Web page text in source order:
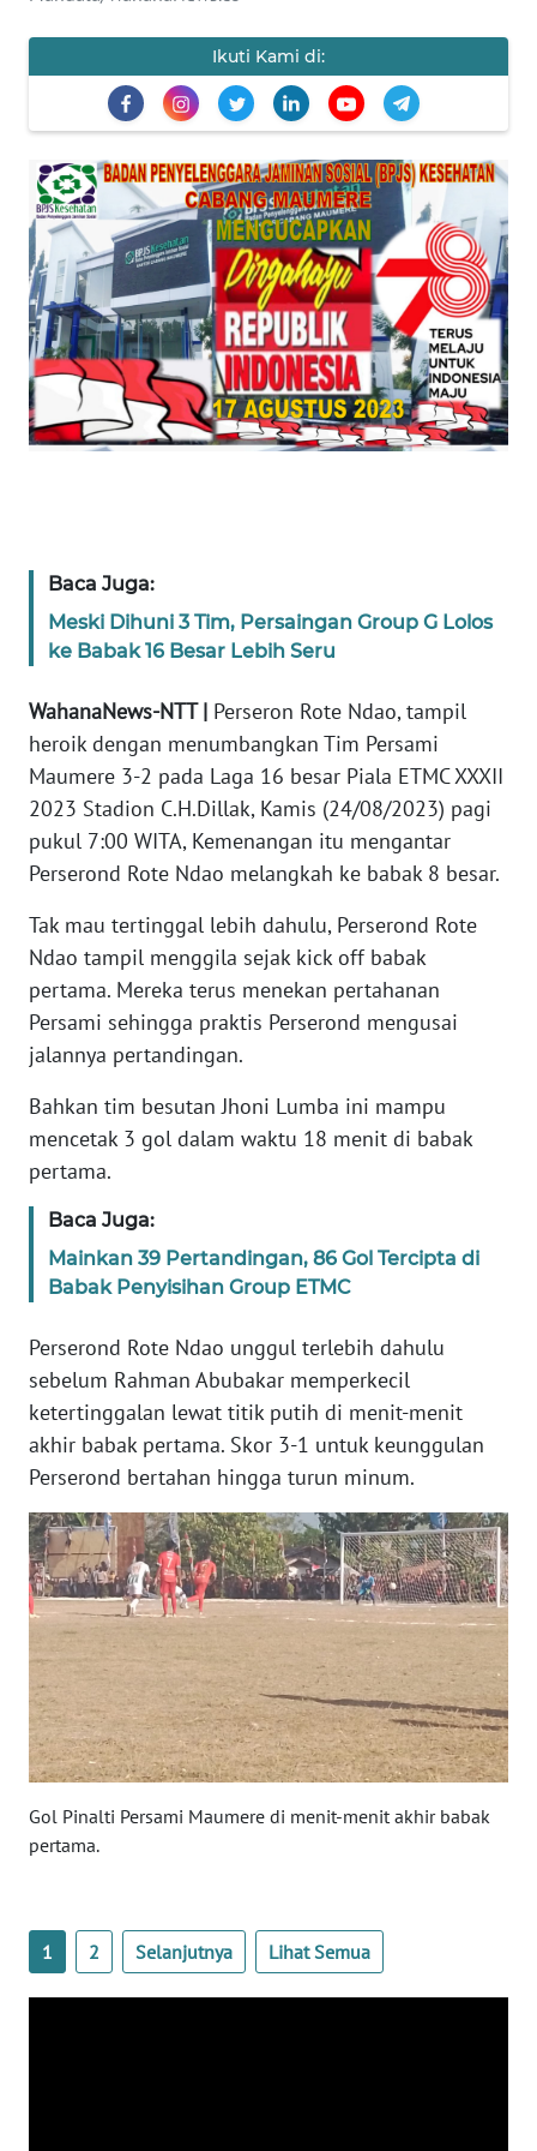
Ikuti Kami di:
Baca Juga:
Meski Dihuni 3 Tim, Persaingan Group G Lolos
ke Babak 16 Besar Lebih Seru
WahanaNews-NTT | Perseron Rote Ndao, tampil
heroik dengan menumbangkan Tim Persami
Maumere 3-2 pada Laga 16 besar Piala ETMC XXXII
2023 Stadion C.H.Dillak, Kamis (24/08/2023) pagi
pukul 7:00 WITA, Kemenangan itu mengantar
Perserond Rote Ndao melangkah ke babak 8 besar.
Tak mau tertinggal lebih dahulu, Perserond Rote
Ndao tampil menggila sejak kick off babak
pertama. Mereka terus menekan pertahanan
Persami sehingga praktis Perserond mengusai
jalannya pertandingan.
Bahkan tim besutan Jhoni Lumba ini mampu
mencetak 3 gol dalam waktu 18 menit di babak
pertama.
Baca Juga:
Mainkan 39 Pertandingan, 86 Gol Tercipta di
Babak Penyisihan Group ETMC
Perserond Rote Ndao unggul terlebih dahulu
sebelum Rahman Abubakar memperkecil
ketertinggalan lewat titik putih di menit-menit
akhir babak pertama. Skor 3-1 untuk keunggulan
Perserond bertahan hingga turun minum.
Gol Pinalti Persami Maumere di menit-menit akhir babak
pertama.
1 2 Selanjutnya Lihat Semua
PEDOMAN
KARIR
DISCLAIMER
Wahana
News
Regional
WN
SUMUT
WN
JABAR
BANTEN
WN
NTT
KEPRI
WN
PAPUA
WN
RIAU
SERAMBI
JAMBI
WN
SULTRA
WN
NTB
WN
SULTENG
SULBAR
WN
SUMSEL